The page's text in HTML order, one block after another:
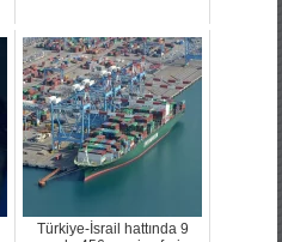
Türkiye-İsrail hattında 9